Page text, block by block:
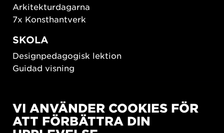
Arkitekturdagarna
7x Konsthantverk
SKOLA
Designpedagogisk lektion
Guidad visning
New European Bauhaus
SUSTAINORDIC
VI ANVÄNDER COOKIES FÖR
ATT FÖRBÄTTRA DIN